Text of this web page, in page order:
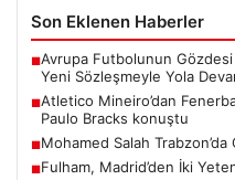
Son Eklenen Haberler
■Avrupa Futbolunun
Yeni Sözleşmeyle Yola
■Atletico Mineiro’dan
Paulo Bracks konuştu
■Mohamed Salah Trabzon’da
■Fulham, Madrid’den İki